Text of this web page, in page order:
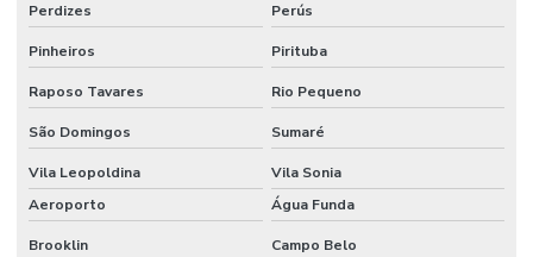
Perdizes Perús
Pinheiros Pirituba
Raposo Tavares Rio Pequeno
São Domingos Sumaré
Vila Leopoldina
Vila Sonia
Aeroporto
Água Funda
Brooklin Campo Belo